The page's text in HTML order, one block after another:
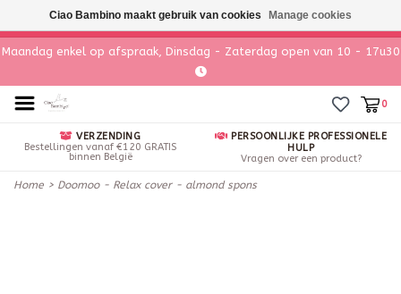
Maandag enkel op afspraak, Dinsdag - Zaterdag open van 10 - 17u30
0
VERZENDING
Bestellingen vanaf €120 GRATIS
binnen België
PERSOONLIJKE PROFESSIONELE
HULP
Vragen over een product?
Home > Doomoo - Relax cover - almond spons
Ciao Bambino maakt gebruik van cookies Manage cookies